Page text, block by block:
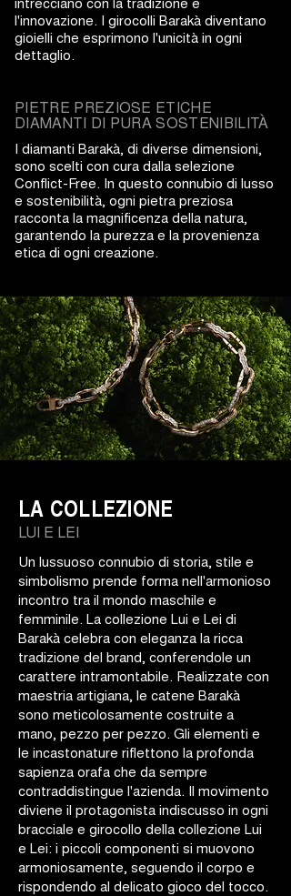
l'innovazione. I girocolli Barakà diventano
gioielli che esprimono l'unicità in ogni
dettaglio.
PIETRE PREZIOSE ETICHE
DIAMANTI DI PURA SOSTENIBILITÀ
I diamanti Barakà, di diverse dimensioni,
sono scelti con cura dalla selezione
Conflict-Free. In questo connubio di lusso
e sostenibilità, ogni pietra preziosa
racconta la magnificenza della natura,
garantendo la purezza e la provenienza
etica di ogni creazione.
LA COLLEZIONE
LUI E LEI
Un lussuoso connubio di storia, stile e
simbolismo prende forma nell'armonioso
incontro tra il mondo maschile e
femminile. La collezione Lui e Lei di
Barakà celebra con eleganza la ricca
tradizione del brand, conferendole un
carattere intramontabile. Realizzate con
maestria artigiana, le catene Barakà
sono meticolosamente costruite a
mano, pezzo per pezzo. Gli elementi e
le incastonature riflettono la profonda
sapienza orafa che da sempre
contraddistingue l'azienda. Il movimento
diviene il protagonista indiscusso in ogni
bracciale e girocollo della collezione Lui
e Lei: i piccoli componenti si muovono
armoniosamente, seguendo il corpo e
rispondendo al delicato gioco del tocco.